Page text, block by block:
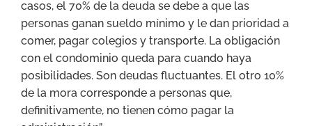
casos, el 70% de la deuda se debe a que las
personas ganan sueldo mínimo y le dan prioridad a
comer, pagar colegios y transporte. La obligación
con el condominio queda para cuando haya
posibilidades. Son deudas fluctuantes. El otro 10%
de la mora corresponde a personas que,
definitivamente, no tienen cómo pagar la